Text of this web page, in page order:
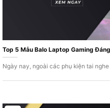
Top 5 Mẫu Balo Laptop Gaming
Ngày nay, ngoài các phụ kiện tai